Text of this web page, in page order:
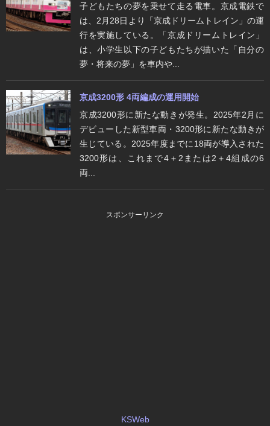
子どもたちの夢を乗せて走る電車。京成電鉄で
は、2月28日より「京成ドリームトレイン」の運
行を実施している。「京成ドリームトレイン」
は、小学生以下の子どもたちが描いた「自分の
夢・将来の夢」を車内や...
京成3200形 4両編成の運用開始
京成3200形に新たな動きが発生。2025年2月に
デビューした新型車両・3200形に新たな動きが
生じている。2025年度までに18両が導入された
3200形は、これまで4＋2または2＋4組成の6
両...
スポンサーリンク
KSWeb